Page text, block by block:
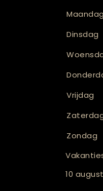
Maandag
Dinsdag
Vrijdag
Zondag
10